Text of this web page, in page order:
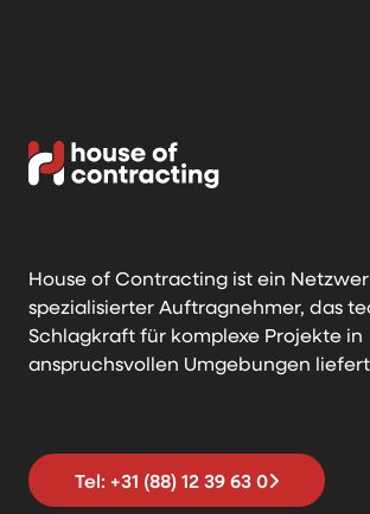
House of Contracting ist ein
spezialisierter Auftragnehmer, das
Schlagkraft für komplexe Projekte in
anspruchsvollen Umgebungen
Tel: +31 (88) 12 39 63 0